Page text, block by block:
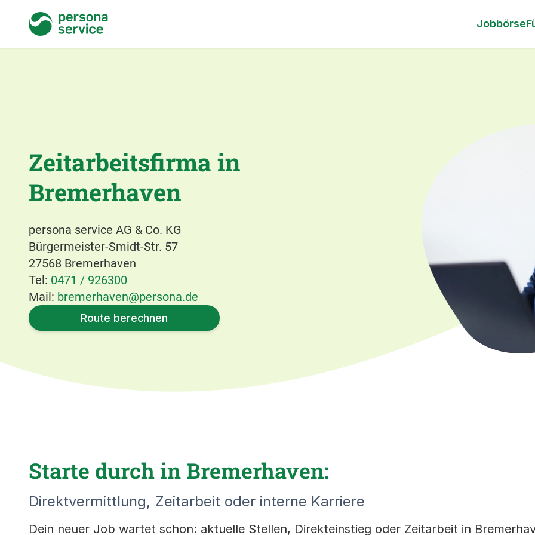
persona service Jobbörse
Zeitarbeitsfirma in
Bremerhaven
persona service AG & Co. KG
Bürgermeister-Smidt-Str. 57
27568 Bremerhaven
Tel: 0471 / 926300
Mail: bremerhaven@persona.de
Route berechnen
Starte durch in Bremerhaven:
Direktvermittlung, Zeitarbeit oder interne Karriere
Dein neuer Job wartet schon: aktuelle Stellen, Direkteinstieg oder Zeitarbeit in